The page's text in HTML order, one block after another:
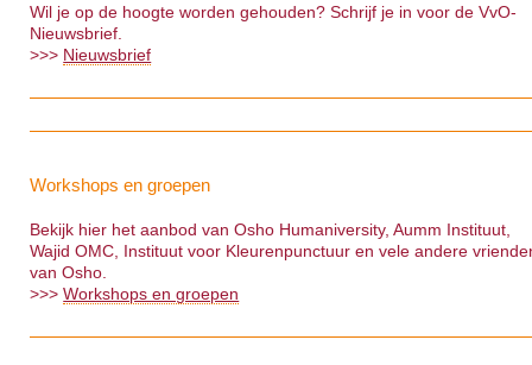
Wil je op de hoogte worden gehouden? Schrijf je in voor de VvO-
Nieuwsbrief.
>>> Nieuwsbrief
Workshops en groepen
Bekijk hier het aanbod van Osho Humaniversity, Aumm Instituut,
Wajid OMC, Instituut voor Kleurenpunctuur en vele andere
van Osho.
>>>Workshops en groepen